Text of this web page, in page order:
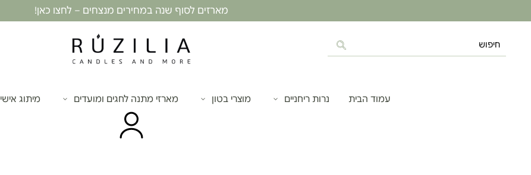
מארזים לסוף שנה במחירים מנצחים – לחצו כאן!
עמוד הבית נרות ריחניים מוצרי בטון מארזי מתנה לחגים ומועדים מיתוג אישי